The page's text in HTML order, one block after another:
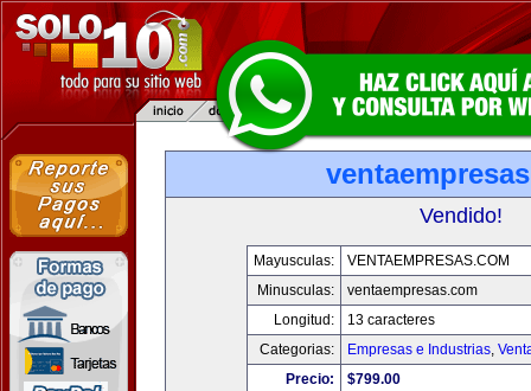
Vendido!
Mayusculas:
VENTAEMPRESAS.COM
Minusculas:
ventaempresas.com
Longitud:
13 caracteres
Categorias:
Empresas e Industrias,
Precio:
$799.00